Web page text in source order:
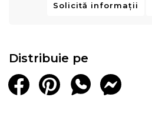
Solicită informații
Distribuie pe